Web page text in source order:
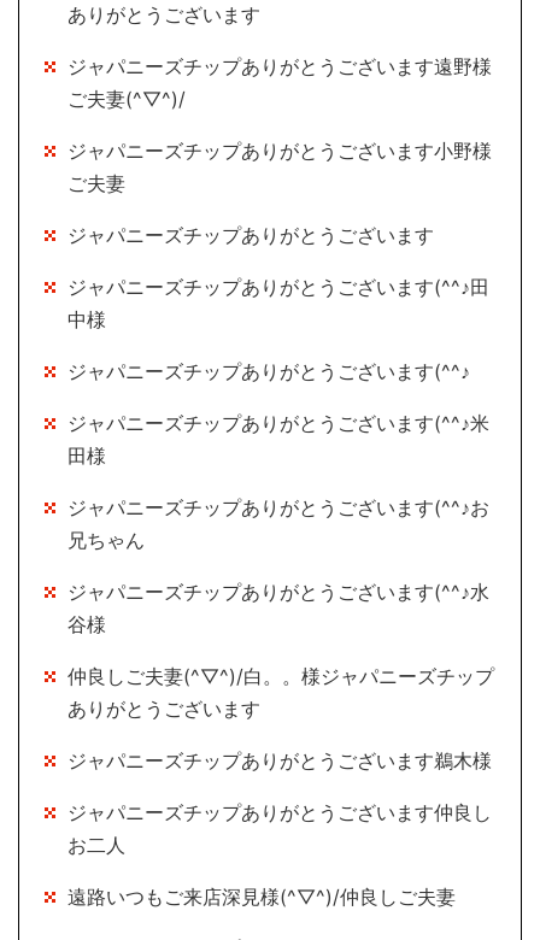
ありがとうございます
ジャパニーズチップありがとうございます遠野様
ご夫妻(^▽^)/
ジャパニーズチップありがとうございます小野様
ご夫妻
ジャパニーズチップありがとうございます
ジャパニーズチップありがとうございます(^^♪田
中様
ジャパニーズチップありがとうございます(^^♪
ジャパニーズチップありがとうございます(^^♪米
田様
ジャパニーズチップありがとうございます(^^♪お
兄ちゃん
ジャパニーズチップありがとうございます(^^♪水
谷様
仲良しご夫妻(^▽^)/白。。様ジャパニーズチップ
ありがとうございます
ジャパニーズチップありがとうございます鵜木様
ジャパニーズチップありがとうございます仲良し
お二人
遠路いつもご来店深見様(^▽^)/仲良しご夫妻